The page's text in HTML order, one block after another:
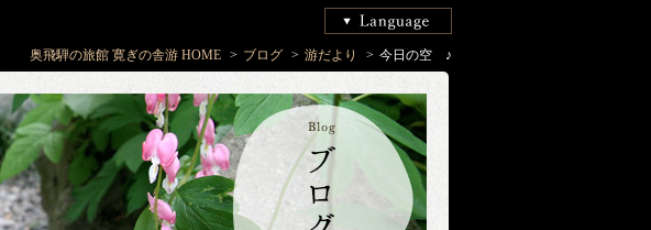
奥飛騨の旅館 寛ぎの舎游 HOME ブログ 游だより 今日の空　♪